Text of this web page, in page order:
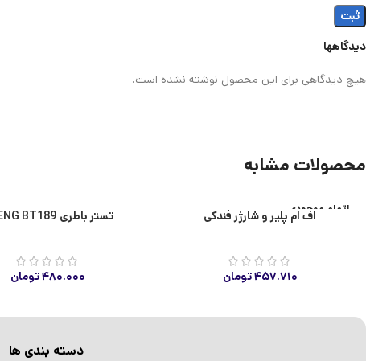
دیدگاهها
هیچ دیدگاهی برای این محصول نوشته نشده است.
محصولات مشابه
اتمام موجودیاف ام پلیر و شارژر فندکی
۴۵۷.۷۱۰تومان
تستر باطری ANENG BT189
۴۸۰.۰۰۰تومان
دسته بندی ها